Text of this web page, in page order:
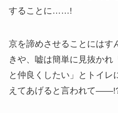
することに……!
京を諦めさせることにはす
きや、嘘は簡単に見抜かれ
と仲良くしたい」とトイレ
えてあげると言われて